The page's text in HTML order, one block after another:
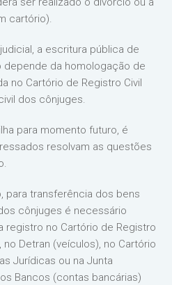
cartório).
a escritura pública de
depende da homologação de
no Cartório de Registro Civil
dos cônjuges.
para momento futuro, é
resolvam as questões
para transferência dos bens
cônjuges é necessário
registro no Cartório de Registro
Detran (veículos), no Cartório
Jurídicas ou na Junta
Bancos (contas bancárias)